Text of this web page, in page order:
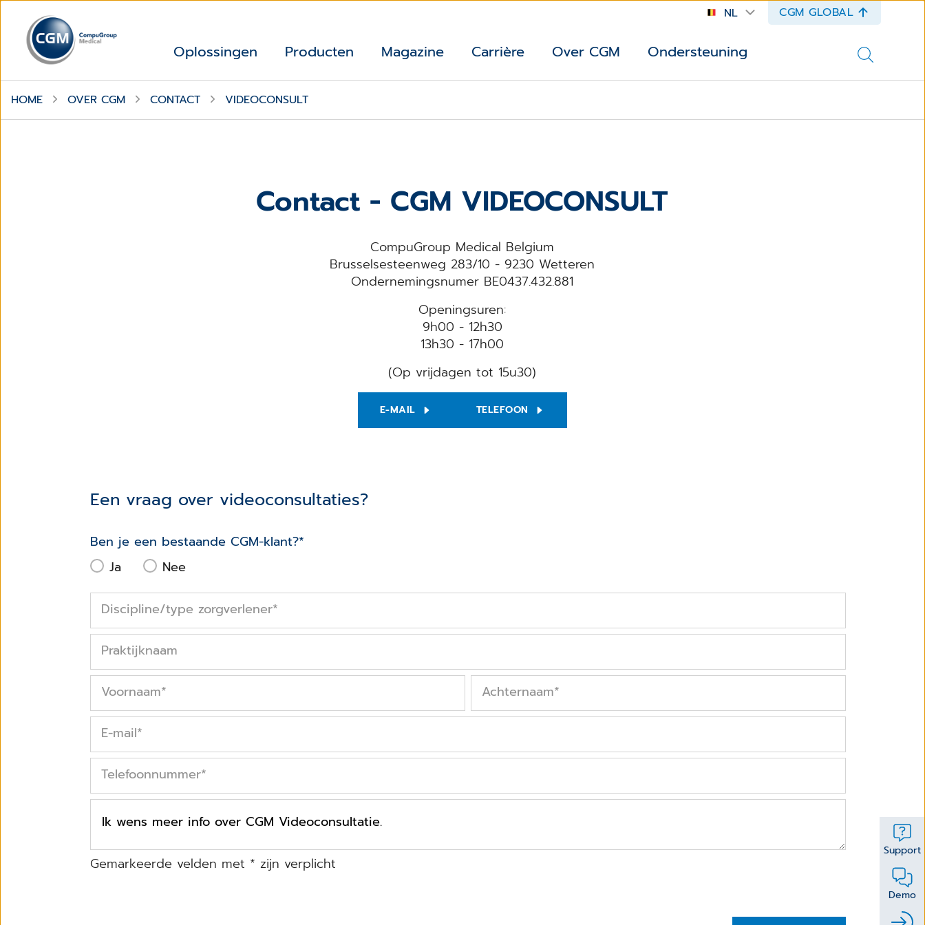
Support
Demo
NL CGM GLOBAL
Oplossingen Producten Magazine Carrière Over CGM Ondersteuning
HOME OVER CGM CONTACT VIDEOCONSULT
Contact - CGM VIDEOCONSULT
CompuGroup Medical Belgium
Brusselsesteenweg 283/10 - 9230 Wetteren
Ondernemingsnumer BE0437.432.881
Openingsuren:
9h00 - 12h30
13h30 - 17h00
(Op vrijdagen tot 15u30)
E-MAIL TELEFOON
Een vraag over videoconsultaties?
Ben je een bestaande CGM-klant?*
Ja
Nee
Discipline/type zorgverlener*
Praktijknaam
Voornaam* Achternaam*
E-mail*
Telefoonnummer*
Gemarkeerde velden met * zijn verplicht